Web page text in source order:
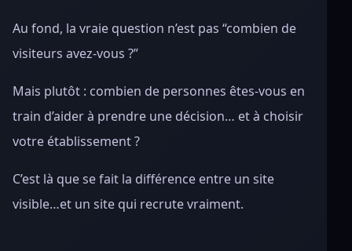
Au fond, la vraie question n’est pas “combien de
visiteurs avez-vous ?”
Mais plutôt : combien de personnes êtes-vous en
train d’aider à prendre une décision… et à choisir
votre établissement ?
C’est là que se fait la différence entre un site
visible…et un site qui recrute vraiment.